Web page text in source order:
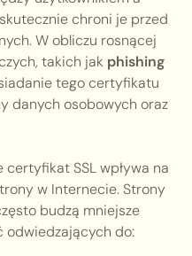
chroni je przed
W obliczu rosnącej
takich jak phishing
tego certyfikatu
danych osobowych oraz
SSL wpływa na
w Internecie. Strony
budzą mniejsze
odwiedzających do: